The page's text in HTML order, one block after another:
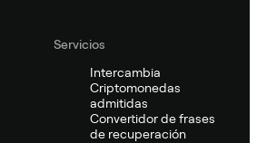
Servicios
Intercambia
Criptomonedas
admitidas
Convertidor de frases
de recuperación